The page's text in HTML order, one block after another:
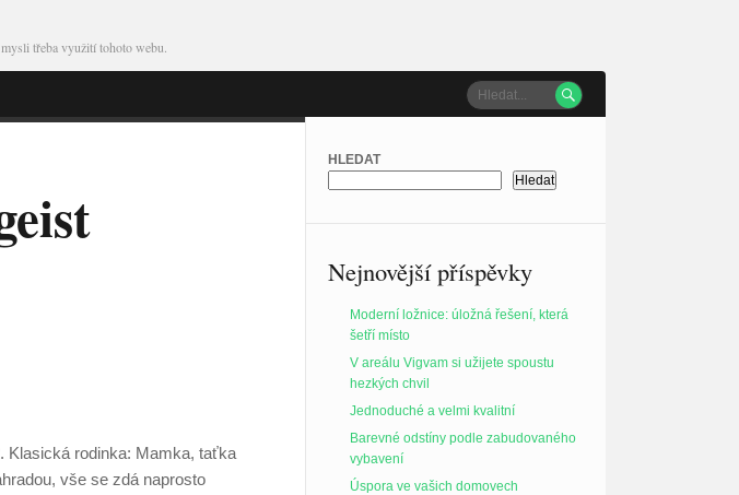
třeba využití tohoto webu.

Klasická rodinka: Mamka, taťka
vše se zdá naprosto
HLEDAT
Hledat
Nejnovější příspěvky
Moderní ložnice: úložná řešení, která
šetří místo
V areálu Vigvam si užijete spoustu
hezkých chvil
Jednoduché a velmi kvalitní
Barevné odstíny podle zabudovaného
vybavení
Úspora ve vašich domovech